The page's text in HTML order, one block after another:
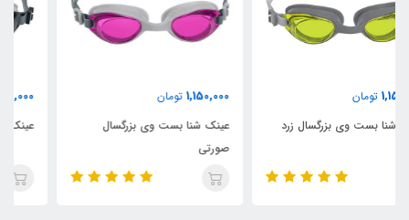
1,150,000
عینک شنا بست وی بزرگسال
1,150,000
عینک شنا بست وی بزرگسال مشکی